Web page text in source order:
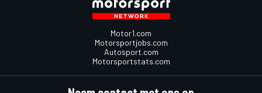
Motor1.com
Motorsportjobs.com
Autosport.com
Motorsportstats.com